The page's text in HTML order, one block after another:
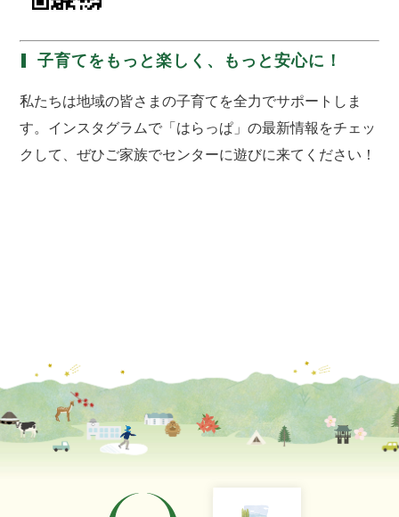
子育てをもっと楽しく、もっと安心に！
私たちは地域の皆さまの子育てを全力でサポートしま
す。インスタグラムで「はらっぱ」の最新情報をチェッ
クして、ぜひご家族でセンターに遊びに来てください！